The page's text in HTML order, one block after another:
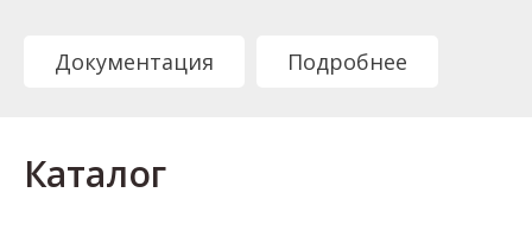
Документация Подробнее
Каталог